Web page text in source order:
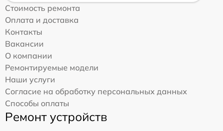
Стоимость ремонта
Оплата и доставка
Контакты
Вакансии
О компании
Ремонтируемые модели
Наши услуги
Согласие на обработку персональных данных
Способы оплаты
Ремонт устройств